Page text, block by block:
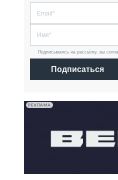
Подписываясь на рассылку, вы
Подписаться
РЕКЛАМА